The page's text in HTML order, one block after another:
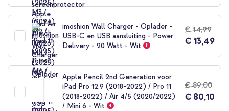
imoshion Wall Charger - Oplader -
USB-C en USB aansluiting - Power
Delivery - 20 Watt - Wit
€ 14,99
€ 13,49
Apple Pencil 2nd Generation voor
iPad Pro 12.9 (2018-2022) / Pro 11
(2018-2022) / Air 4/5 (2020/2022)
/ Mini 6 - Wit
€ 89,00
€ 80,10